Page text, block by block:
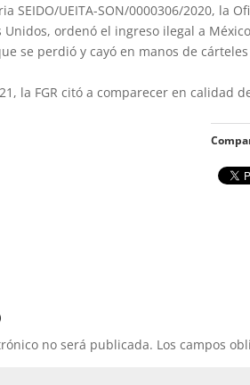
SEIDO/UEITA-SON/0000306/2020, la
Unidos, ordenó el ingreso ilegal a
se perdió y cayó en manos de
la FGR citó a comparecer en
no será publicada. Los campos